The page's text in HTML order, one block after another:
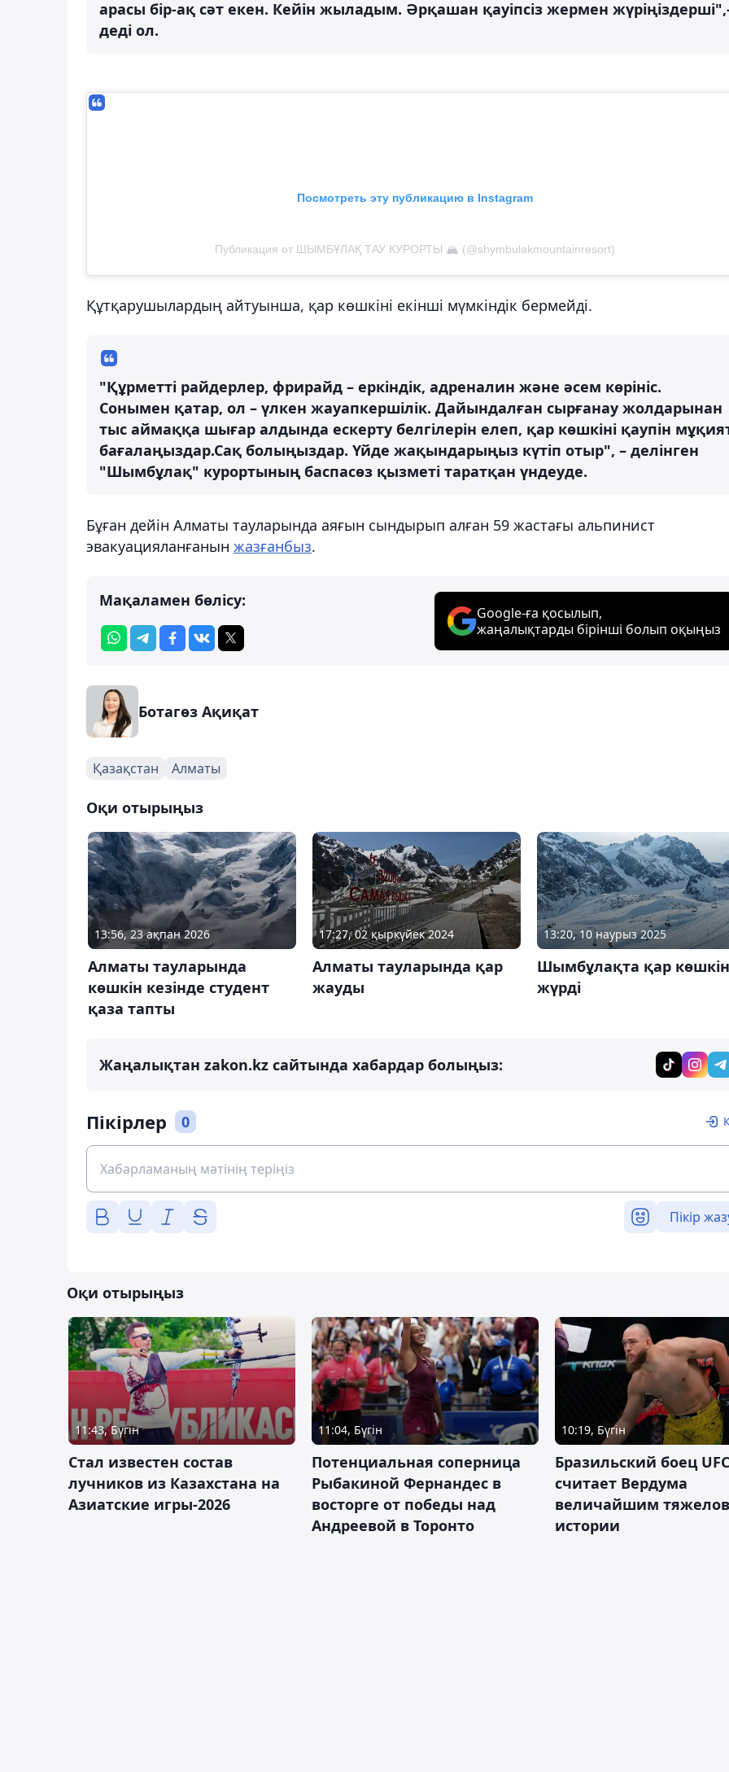
арасы бір-ақ сәт екен. Кейін жыладым. Әрқашан қауіпсіз жермен
деді ол.
Посмотреть эту публикацию в Instagram
Публикация от ШЫМБҰЛАҚ ТАУ КУРОРТЫ 🏔️ (@shymbulakmountainresort)
Құтқарушылардың айтуынша, қар көшкіні екінші мүмкіндік бермейді.
"Құрметті райдерлер, фрирайд – еркіндік, адреналин және әсем көрініс.
Сонымен қатар, ол – үлкен жауапкершілік. Дайындалған сырғанау жолдарынан
тыс аймаққа шығар алдында ескерту белгілерін елеп, қар көшкіні қаупін
бағалаңыздар.Сақ болыңыздар. Үйде жақындарыңыз күтіп отыр", – делінген
"Шымбұлақ" курортының баспасөз қызметі таратқан үндеуде.
Бұған дейін Алматы тауларында аяғын сындырып алған 59 жастағы альпинист
эвакуацияланғанын жазғанбыз.
Мақаламен бөлісу:
Google-ға қосылып,
жаңалықтарды бірінші болып оқыңыз
Ботагөз Ақиқат
Қазақстан Алматы
Оқи отырыңыз
13:56, 23 ақпан 2026
Алматы тауларында
көшкін кезінде студент
қаза тапты
17:27, 02 қыркүйек 2024
Алматы тауларында қар
жауды
13:20, 10 наурыз 2025
Шымбұлақта қар
жүрді
Жаңалықтан zakon.kz сайтында хабардар болыңыз:
Пікірлер 0
Пікір
Оқи отырыңыз
11:43, Бүгін
Стал известен состав
лучников из Казахстана на
Азиатские игры-2026
11:04, Бүгін
Потенциальная соперница
Рыбакиной Фернандес в
восторге от победы над
Андреевой в Торонто
10:19, Бүгін
Бразильский боец
считает Вердума
величайшим
истории